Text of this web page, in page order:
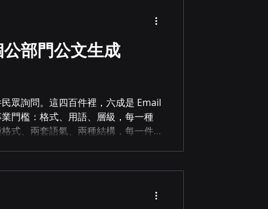
部門公文生成
眾詢問。這四百件裡，六成是 Email
門檻：格式、用語、層級，每一種
式、兩套語氣、兩種結構，每一件
對稱謂、段落結構有規矩、送審前
己重新組裝一遍。 我們的做法是請